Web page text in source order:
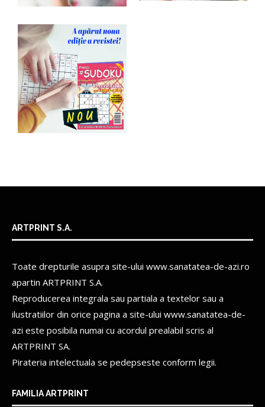
ARTPRINT S.A.
Toate drepturile asupra site-ului www.sanatatea-de-azi.ro
apartin ARTPRINT S.A.
Reproducerea integrala sau partiala a textelor sau a
ilustratiilor din orice pagina a site-ului www.sanatatea-de-
azi este posibila numai cu acordul prealabil scris al
ARTPRINT SA.
Pirateria intelectuala se pedepseste conform legii.
FAMILIA ARTPRINT